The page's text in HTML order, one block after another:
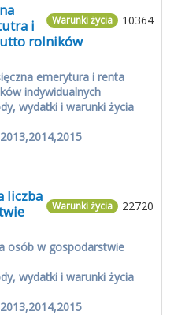
10364
Warunki życia
i
rolników
emerytura i renta
indywidualnych
wydatki i warunki życia
22720
Warunki życia
liczba
osób w gospodarstwie
wydatki i warunki życia